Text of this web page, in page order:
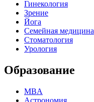
Гинекология
Зрение
Йога
Семейная медицина
Стоматология
Урология
Образование
MBA
Астрономия